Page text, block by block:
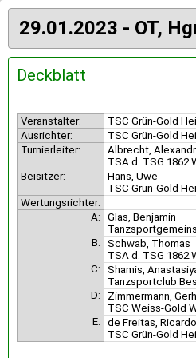
29.01.2023 - OT,
Deckblatt
Veranstalter:
TSC Grün-Gold
Ausrichter:
TSC Grün-Gold
Turnierleiter:
Albrecht,
TSA d. TSG 1862
Beisitzer:
Hans, Uwe
TSC Grün-Gold
Wertungsrichter:
A:
Glas, Benjamin
B:
Schwab, Thomas
TSA d. TSG 1862
C:
Shamis,
Tanzsportclub
D:
Zimmermann,
TSC Weiss-Gold
E:
de Freitas, Ricardo
TSC Grün-Gold